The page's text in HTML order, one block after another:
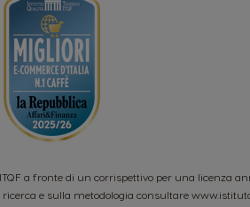
a fronte di un corrispettivo per una licenza
e sulla metodologia consultare